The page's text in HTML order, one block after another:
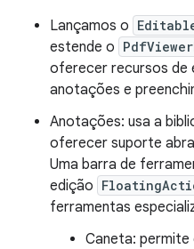
Lançamos o
estende o
oferecer recursos de
anotações e
Anotações: usa a
oferecer suporte
Uma barra de
edição
ferramentas
Caneta: permite